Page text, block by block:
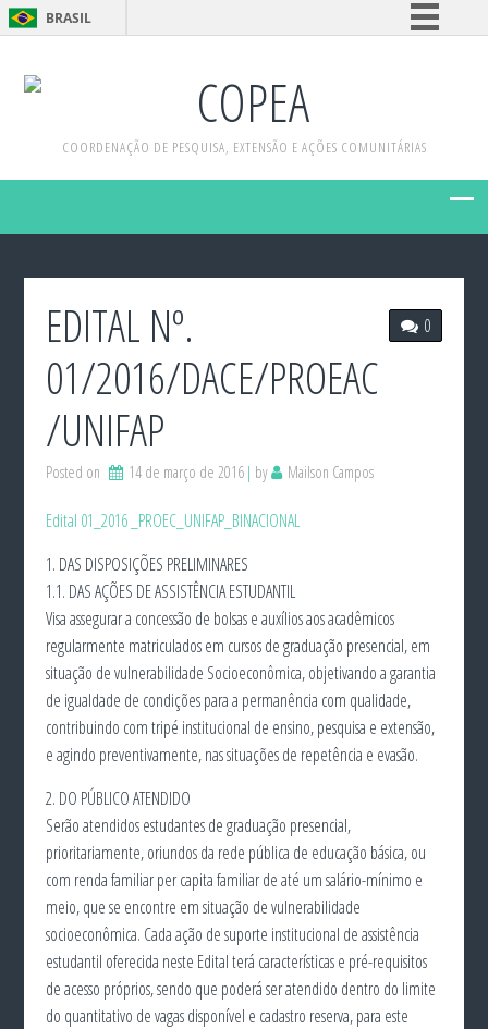
BRASIL
Comunica BR
Acesso à informação
COPEA
COORDENAÇÃO DE PESQUISA, EXTENSÃO E AÇÕES COMUNITÁRIAS
0
EDITAL Nº.
01/2016/DACE/PROEAC
/UNIFAP
Posted on 14 de março de 2016 by Mailson Campos
Edital 01_2016 _PROEC_UNIFAP_BINACIONAL
1. DAS DISPOSIÇÕES PRELIMINARES
1.1. DAS AÇÕES DE ASSISTÊNCIA ESTUDANTIL
Visa assegurar a concessão de bolsas e auxílios aos acadêmicos
regularmente matriculados em cursos de graduação presencial, em
situação de vulnerabilidade Socioeconômica, objetivando a garantia
de igualdade de condições para a permanência com qualidade,
contribuindo com tripé institucional de ensino, pesquisa e extensão,
e agindo preventivamente, nas situações de repetência e evasão.
2. DO PÚBLICO ATENDIDO
Serão atendidos estudantes de graduação presencial,
prioritariamente, oriundos da rede pública de educação básica, ou
com renda familiar per capita familiar de até um salário-mínimo e
meio, que se encontre em situação de vulnerabilidade
socioeconômica. Cada ação de suporte institucional de assistência
estudantil oferecida neste Edital terá características e pré-requisitos
de acesso próprios, sendo que poderá ser atendido dentro do limite
do quantitativo de vagas disponível e cadastro reserva, para este